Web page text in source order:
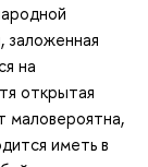
заложенная
на
открытая
маловероятна,
иметь в